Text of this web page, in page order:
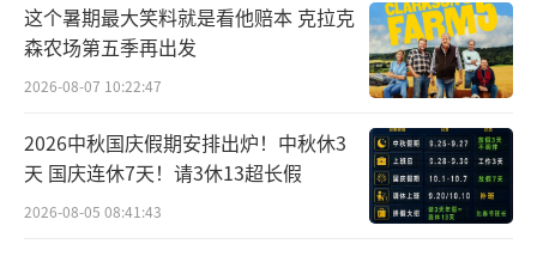
这个暑期最大笑料就是看他赔本 克拉克
森农场第五季再出发
2026-08-07 10:22:47
2026中秋国庆假期安排出炉！中秋休3
天 国庆连休7天！请3休13超长假
2026-08-05 08:41:43